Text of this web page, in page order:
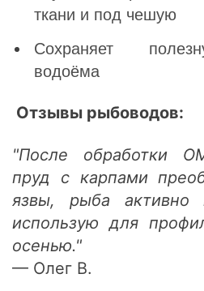
ткани и под чешую
Сохраняет
водоёма
Отзывы рыбоводов:
"После обработки
пруд с карпами
язвы, рыба активно
использую для
осенью."
— Олег В.